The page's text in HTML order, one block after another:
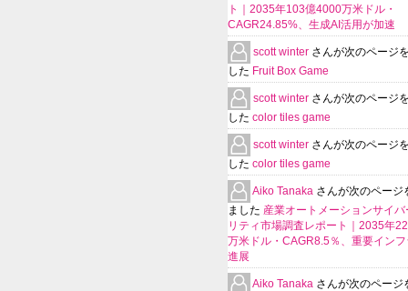
ト｜2035年103億4000万米ドル・
CAGR24.85%、生成AI活用が加速
scott winter さんが次のページ
した Fruit Box Game
scott winter さんが次のページ
した color tiles game
scott winter さんが次のページ
した color tiles game
Aiko Tanaka さんが次のページ
ました 産業オートメーションサイ
リティ市場調査レポート｜2035年
万米ドル・CAGR8.5％、重要イン
進展
Aiko Tanaka さんが次のページ